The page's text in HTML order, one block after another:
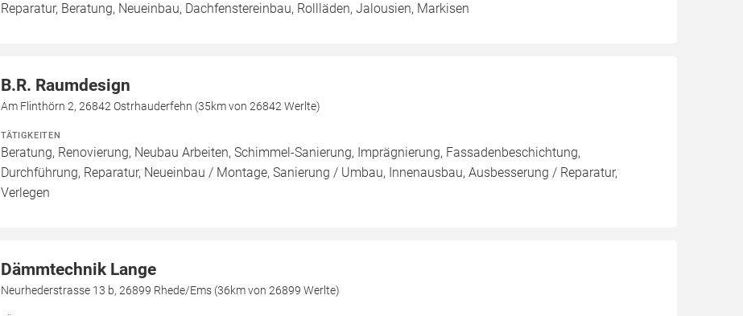
Reparatur, Beratung, Neueinbau, Dachfenstereinbau, Rollläden, Jalousien, Markisen
B.R. Raumdesign
Am Flinthörn 2, 26842 Ostrhauderfehn (35km von 26842 Werlte)
TÄTIGKEITEN
Beratung, Renovierung, Neubau Arbeiten, Schimmel-Sanierung, Imprägnierung, Fassadenbeschichtung,
Durchführung, Reparatur, Neueinbau / Montage, Sanierung / Umbau, Innenausbau, Ausbesserung / Reparatur,
Verlegen
Dämmtechnik Lange
Neurhederstrasse 13 b, 26899 Rhede/Ems (36km von 26899 Werlte)